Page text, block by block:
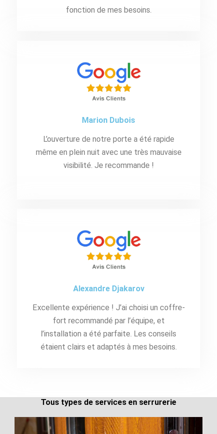
fonction de mes besoins.
Marion Dubois
L’ouverture de notre porte a été rapide
même en plein nuit avec une très mauvaise
visibilité. Je recommande !
Alexandre Djakarov
Excellente expérience ! J’ai choisi un coffre-
fort recommandé par l’équipe, et
l’installation a été parfaite. Les conseils
étaient clairs et adaptés à mes besoins.
Tous types de services en serrurerie